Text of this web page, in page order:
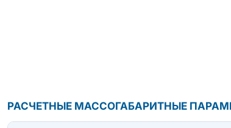
РАСЧЕТНЫЕ МАССОГАБАРИТНЫЕ